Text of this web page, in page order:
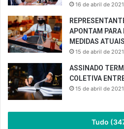
16 de abril de 2021
APONTAM PARA
MEDIDAS
15 de abril de 2021
ASSINADO
COLETIVA
15 de abril de 2021
Tudo